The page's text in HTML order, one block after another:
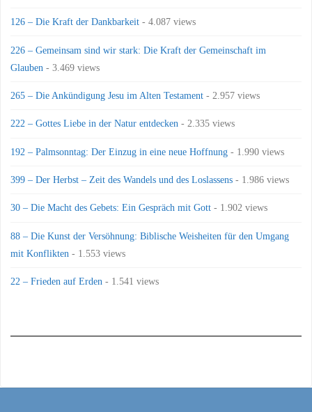
126 – Die Kraft der Dankbarkeit - 4.087 views
226 – Gemeinsam sind wir stark: Die Kraft der Gemeinschaft im
Glauben - 3.469 views
265 – Die Ankündigung Jesu im Alten Testament - 2.957 views
222 – Gottes Liebe in der Natur entdecken - 2.335 views
192 – Palmsonntag: Der Einzug in eine neue Hoffnung - 1.990 views
399 – Der Herbst – Zeit des Wandels und des Loslassens - 1.986 views
30 – Die Macht des Gebets: Ein Gespräch mit Gott - 1.902 views
88 – Die Kunst der Versöhnung: Biblische Weisheiten für den Umgang
mit Konflikten - 1.553 views
22 – Frieden auf Erden - 1.541 views